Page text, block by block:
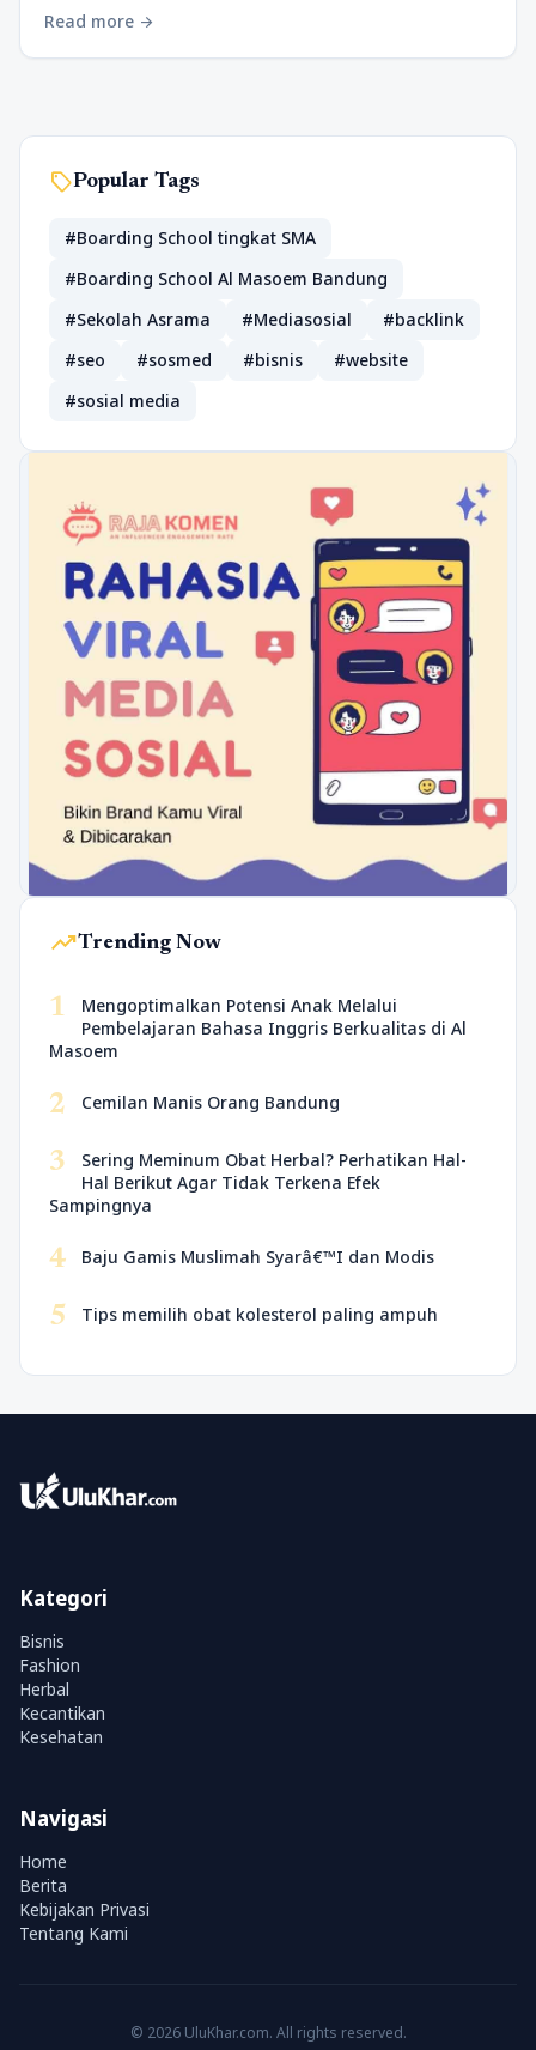
Read more arrow_forward
sellPopular Tags
#Boarding School tingkat SMA
#Boarding School Al Masoem Bandung
#Sekolah Asrama
#Mediasosial
#backlink
#seo
#sosmed #bisnis
#website
#sosial media
trending_upTrending Now
1
Mengoptimalkan Potensi Anak Melalui
Pembelajaran Bahasa Inggris Berkualitas di Al
Masoem
2 Cemilan Manis Orang Bandung
3
Sering Meminum Obat Herbal? Perhatikan Hal-
Hal Berikut Agar Tidak Terkena Efek
Sampingnya
4 Baju Gamis Muslimah Syarâ€™I dan Modis
5 Tips memilih obat kolesterol paling ampuh
Kategori
Bisnis
Fashion
Herbal
Kecantikan
Kesehatan
Navigasi
Home
Berita
Kebijakan Privasi
Tentang Kami
© 2026 UluKhar.com. All rights reserved.